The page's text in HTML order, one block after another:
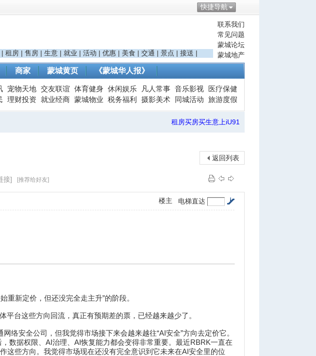
快捷导航
联系我们
常见问题
蒙城论坛
蒙城地产
| 租房 | 售房 | 生意 | 就业 | 活动 | 优惠 | 美食 | 交通 | 景点 | 接送 |
商家 蒙城黄页 《蒙城华人报》
宠物天地 交友联谊 体育健身 休闲娱乐 凡人常事 音乐影视
医疗保健
理财投资 就业经商 蒙城物业 税务福利 摄影美术 同城活动 旅游度假
租房买房买生意上iU91
返回列表
接] [推荐给好友]
电梯直达
楼主
重新定价，但还没完全走主升”的阶段。
台这些方向回流，真正有预期差的票，已经越来越少了。
络安全公司，但我觉得市场接下来会越来越往“AI安全”方向去定价它。
数据权限、AI治理、AI恢复能力都会变得非常重要。最近RBRK一直在
这些方向。我觉得市场现在还没有完全意识到它未来在AI安全里的位